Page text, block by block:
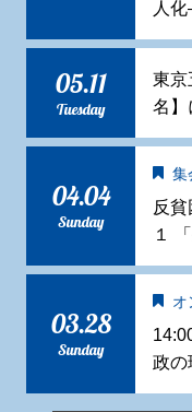
人
05.11
Tuesday
東京
名】
04.04
Sunday
集
反
１
03.28
Sunday
オ
政の